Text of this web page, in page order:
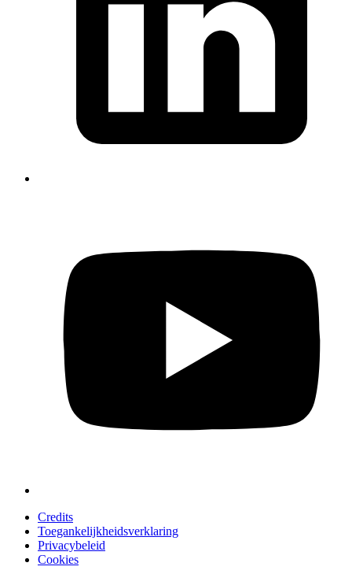
Credits
Toegankelijkheidsverklaring
Privacybeleid
Cookies